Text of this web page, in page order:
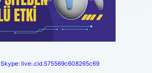
Skype: live:.cid.575569c608265c69